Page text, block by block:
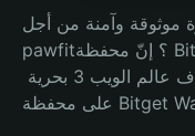
وآمنة من أجل
pawfit؟ إنّ محفظة Bitget خيارك الأفضل. حيث يثق بها 40